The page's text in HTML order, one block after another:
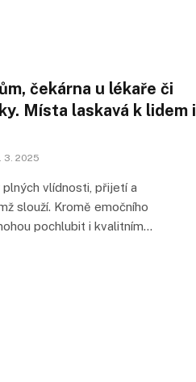
čekárna u lékaře či
Místa laskavá k lidem i
3. 2025
vlídnosti, přijetí a
slouží. Kromě emočního
pochlubit i kvalitním…